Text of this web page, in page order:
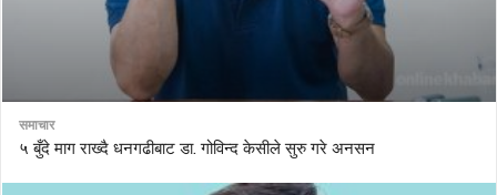
समाचार
५ बुँदे माग राख्दै धनगढीबाट डा. गोविन्द केसीले सुरु गरे अनसन